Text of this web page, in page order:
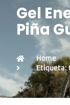
Gel
Piña
Home
Etiqueta: